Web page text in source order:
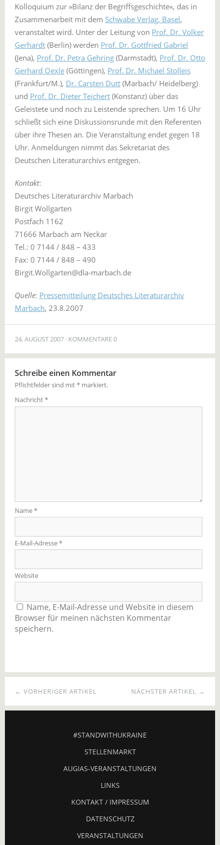
Kolloquium zur »Bilanz der Begriffsgeschichte«, das in
Zusammenarbeit mit dem Schwabe Verlag, Basel,
veranstaltet wird. Unter der Leitung von Prof. Dr. Volker
Gerhardt (Berlin) werden Prof. Dr. Gottfried Gabriel
(Jena), Prof. Dr. Petra Gehring (Darmstadt), Prof. Dr. Otto
Gerhard Oexle (Göttingen), Prof. Dr. Michael Stolleis
(Frankfurt/M.), Dr. Carsten Dutt (Marbach/ Heidelberg)
und Prof. Dr. Dieter Teichert (Konstanz) über das
Geleistete und noch zu Leistende sprechen. Um 16 Uhr
schließt sich eine Diskussionsrunde mit den Referenten
über ihre Thesen an. Die Veranstaltung endet gegen 18
Uhr. Anmeldungen nimmt das Sekretariat des
Deutschen Literaturarchivs entgegen.
Kontakt:
Deutsches Literaturarchiv Marbach
Birgit Wollgarten
Postfach 1162
71666 Marbach am Neckar
Tel.: 0 7144 / 848 – 433
Fax: 0 7144 / 848 – 490
Birgit.Wollgarten@dla-marbach.de
Quelle: Pressemitteilung Deutsches Literaturarchiv
Marbach, 23.8.2007
24. AUGUST 2007 KOMMENTARE 0
Schreibe einen Kommentar
Pflichtfelder sind mit* markiert.
Nachricht*
Name*
E-Mail-Adresse*
Website
Name, E-Mail-Adresse und Website in diesem
Browser für meinen nächsten Kommentar
speichern.
NÄCHSTER ARTIKEL →
← VORHERIGER ARTIKEL
#STANDWITHUKRAINE
STELLENMARKT
AUGIAS-VERANSTALTUNGEN
LINKS
KONTAKT / IMPRESSUM
DATENSCHUTZ
VERANSTALTUNGEN